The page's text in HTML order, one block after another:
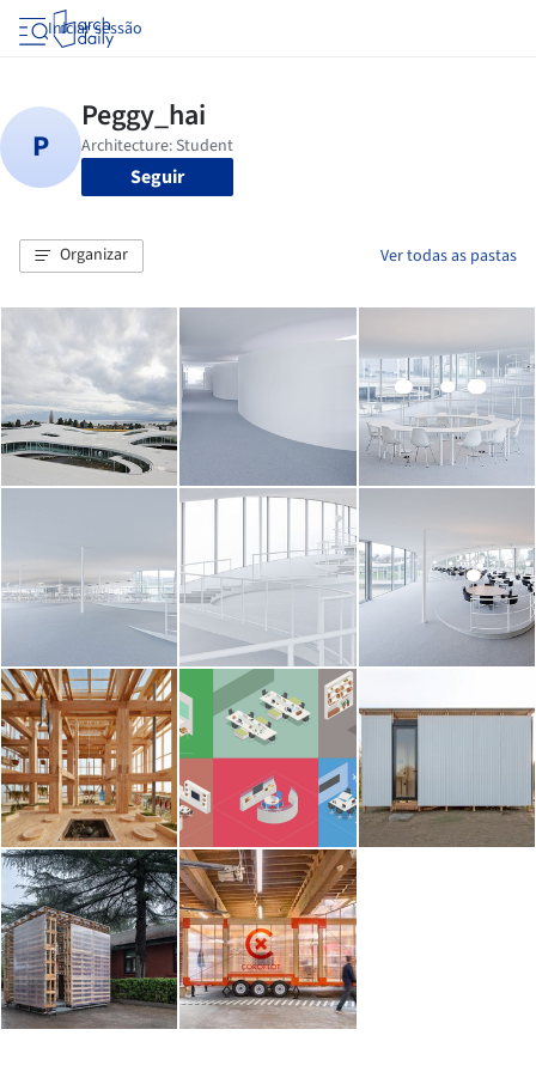
Iniciar sessão
Seguir
Organizar Ver todas as pastas